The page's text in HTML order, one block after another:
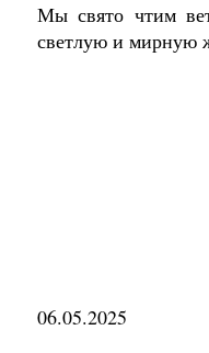
Мы свято чтим
светлую и мирную
06.05.2025